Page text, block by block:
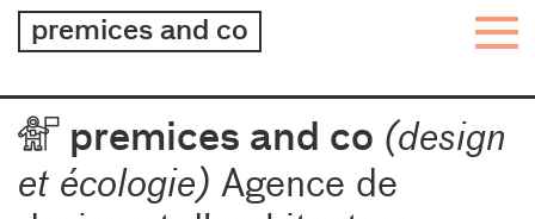
premices and coarchitecture
–
graphisme
Teampremices and co (design
et écologie) Agence de